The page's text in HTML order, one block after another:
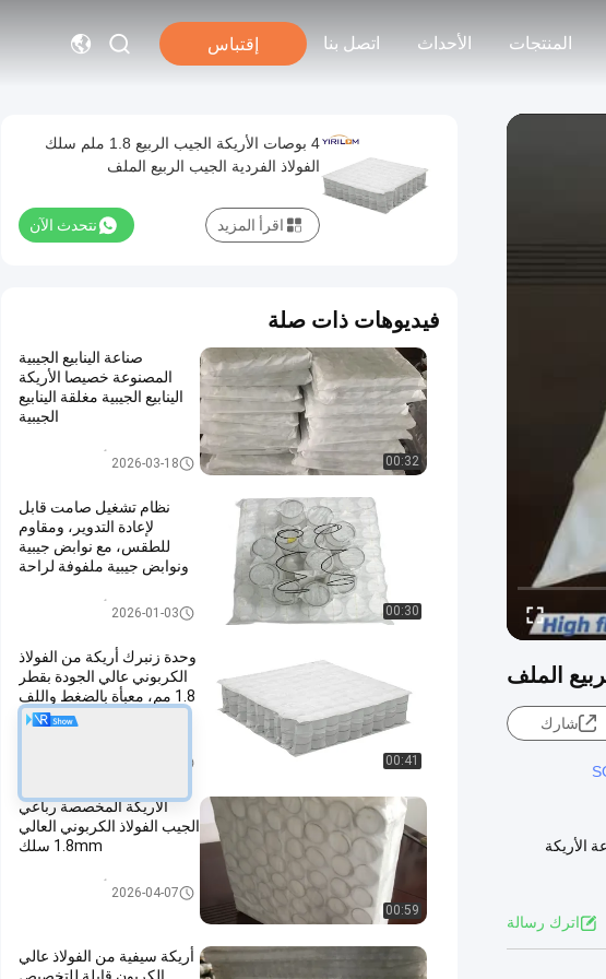
المنتجات الأحداث اتصل بنا إقتباس
شارك
الأريكة
اترك رسالة
4 بوصات الأريكة الجيب الربيع 1.8 ملم سلك
الفولاذ الفردية الجيب الربيع الملف
نتحدث الآن اقرأ المزيد
فيديوهات ذات صلة
00:32
صناعة الينابيع الجيبية
المصنوعة خصيصا الأريكة
الينابيع الجيبية مغلقة الينابيع
الجيبية
2026-03-18
00:30
نظام تشغيل صامت قابل
لإعادة التدوير، ومقاوم
للطقس، مع نوابض جيبية
ونوابض جيبية ملفوفة لراحة
2026-01-03
00:41
وحدة زنبرك أريكة من الفولاذ
الكربوني عالي الجودة بقطر
1.8 مم، معبأة بالضغط واللف
لتوفير راحة قابلة للتخصيص
00:59
الأريكة المخصصة رباعي
الجيب الفولاذ الكربوني العالي
1.8mm سلك
2026-04-07
أريكة سيفية من الفولاذ عالي